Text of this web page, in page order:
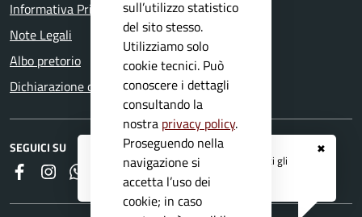
✖
Registrati ai serviziAPP IO
e ricevi tutti gli
aggiornamenti dall'Ente
Informativa Privacy
Note Legali
Albo pretorio
Dichiarazione di accessibilità
SEGUICI SU
FaceboookInstagramWhatsapp
RSS
sull’utilizzo statistico
del sito stesso.
Utilizziamo solo
cookie tecnici. Può
conoscere i dettagli
consultando la
nostra privacy policy.
Proseguendo nella
navigazione si
accetta l’uso dei
cookie; in caso